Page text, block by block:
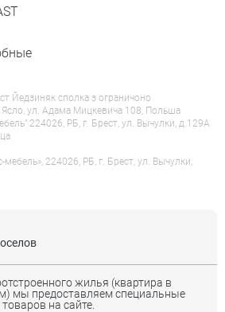
Йедзиняк сполка з ограничоно
ул. Адама Мицкевича 108, Польша
224026, РБ, г. Брест, ул. Вычулки, д.129А
224026, РБ, г. Брест, ул. Вычулки,
жилья (квартира в
мы предоставляем специальные
на сайте.